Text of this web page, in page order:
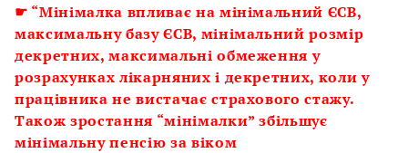
☛ “Мінімалка впливає на мінімальний ЄСВ,
максимальну базу ЄСВ, мінімальний розмір
декретних, максимальні обмеження у
розрахунках лікарняних і декретних, коли у
працівника не вистачає страхового стажу.
Також зростання “мінімалки” збільшує
мінімальну пенсію за віком